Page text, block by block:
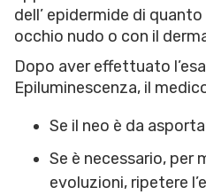
dell’ epidermide di
occhio nudo o con il
Dopo aver effettuato
Epiluminescenza, il
Se il neo è da
Se è necessario, per
evoluzioni, ripetere